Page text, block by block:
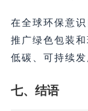
在全球环保意
推广绿色包装
低碳、可持续发
七、结语